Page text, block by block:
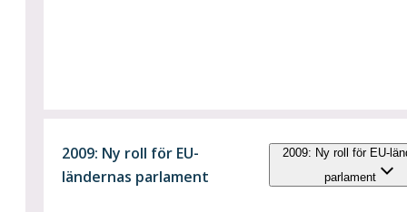
2009: Ny roll för EU-
ländernas parlament
2009: Ny roll för EU-
parlament